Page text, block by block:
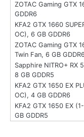
ZOTAC Gaming GTX
GDDR6
KFA2 GTX 1660
OC), 6 GB GDDR6
ZOTAC Gaming GTX
Twin Fan, 6 GB GDDR6
Sapphire NITRO+ RX
8 GB GDDR5
KFA2 GTX 1650 EX
OC), 4 GB GDDR6
KFA2 GTX 1650 EX
GB GDDR5